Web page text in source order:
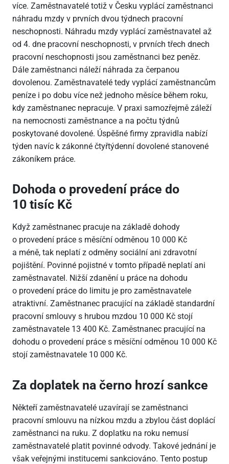
více. Zaměstnavatelé totiž v Česku vyplácí zaměstnanci
náhradu mzdy v prvních dvou týdnech pracovní
neschopnosti. Náhradu mzdy vyplácí zaměstnavatel až
od 4. dne pracovní neschopnosti, v prvních třech dnech
pracovní neschopnosti jsou zaměstnanci bez peněz.
Dále zaměstnanci náleží náhrada za čerpanou
dovolenou. Zaměstnavatelé tedy vyplácí zaměstnancům
peníze i po dobu více než jednoho měsíce během roku,
kdy zaměstnanec nepracuje. V praxi samozřejmě záleží
na nemocnosti zaměstnance a na počtu týdnů
poskytované dovolené. Úspěšné firmy zpravidla nabízí
týden navíc k zákonné čtyřtýdenní dovolené stanovené
zákoníkem práce.
Dohoda o provedení práce do
10 tisíc Kč
Když zaměstnanec pracuje na základě dohody
o provedení práce s měsíční odměnou 10 000 Kč
a méně, tak neplatí z odměny sociální ani zdravotní
pojištění. Povinné pojistné v tomto případě neplatí ani
zaměstnavatel. Nižší zdanění u práce na dohodu
o provedení práce do limitu je pro zaměstnavatele
atraktivní. Zaměstnanec pracující na základě standardní
pracovní smlouvy s hrubou mzdou 10 000 Kč stojí
zaměstnavatele 13 400 Kč. Zaměstnanec pracující na
dohodu o provedení práce s měsíční odměnou 10 000 Kč
stojí zaměstnavatele 10 000 Kč.
Za doplatek na černo hrozí sankce
Někteří zaměstnavatelé uzavírají se zaměstnanci
pracovní smlouvu na nízkou mzdu a zbylou část doplácí
zaměstnanci na ruku. Z doplatku na roku nemusí
zaměstnavatelé platit povinné odvody. Takové jednání je
však veřejnými institucemi sankciováno. Tento postup